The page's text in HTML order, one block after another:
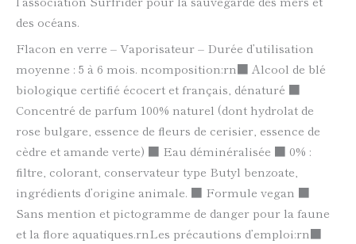
des océans.
Flacon en verre – Vaporisateur – Durée d’utilisation
moyenne : 5 à 6 mois. ncomposition:rn■ Alcool de blé
biologique certifié écocert et français, dénaturé ■
Concentré de parfum 100% naturel (dont hydrolat de
rose bulgare, essence de fleurs de cerisier, essence de
cèdre et amande verte) ■ Eau déminéralisée ■ 0% :
filtre, colorant, conservateur type Butyl benzoate,
ingrédients d’origine animale. ■ Formule vegan ■
Sans mention et pictogramme de danger pour la faune
et la flore aquatiques.rnLes précautions d’emploi:rn■